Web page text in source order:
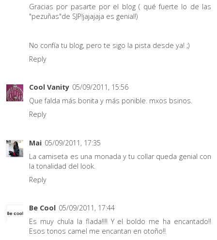
Gracias por pasarte por el blog ( qué fuerte lo de las
"pezuñas"de SJP!jajajaja es genial!)
No confía tu blog, pero te sigo la pista desde ya! ;)
Reply
Cool Vanity 05/09/2011, 15:56
Que falda más bonita y más ponible. mxos bsinos.
Reply
Mai 05/09/2011, 17:35
La camiseta es una monada y tu collar queda genial con
la tonalidad del look.
Reply
Be Cool 05/09/2011, 17:44
Es muy chula la flada!!!! Y el boldo me ha encantado!!
Esos tonos camel me encantan en otoño!!